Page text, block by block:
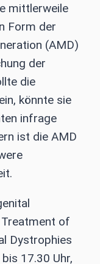
mittlerweile
Form der
(AMD)
der
die
könnte sie
infrage
ist die AMD
of
Dystrophies
17.30 Uhr,